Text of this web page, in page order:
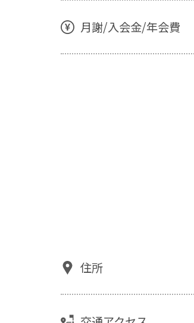
月謝/入会金/年会費
住所